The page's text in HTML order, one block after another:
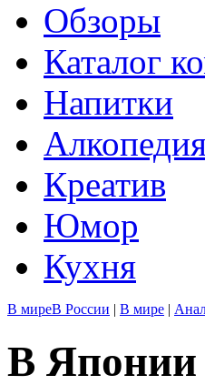
Обзоры
Каталог
Напитки
Креатив
Юмор
Кухня
В миреВ России | В мире |
В Японии